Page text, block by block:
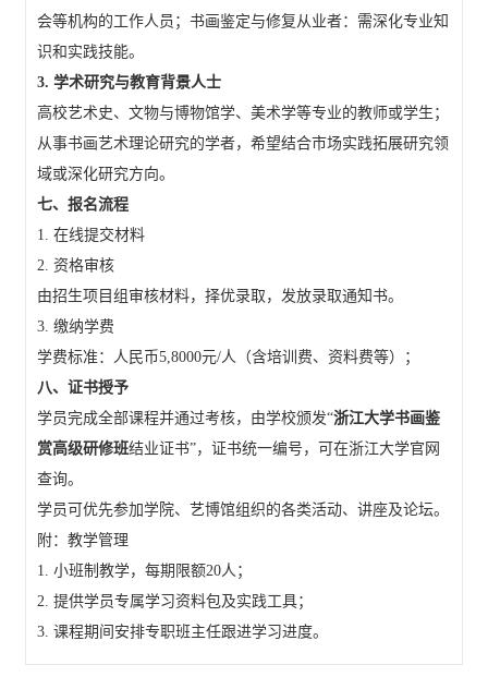
会等机构的工作人员；书画鉴定与修复从业者：需深化专业知
识和实践技能。
3. 学术研究与教育背景人士
高校艺术史、文物与博物馆学、美术学等专业的教师或学生；
从事书画艺术理论研究的学者，希望结合市场实践拓展研究领
域或深化研究方向。
七、报名流程
1. 在线提交材料
2. 资格审核
由招生项目组审核材料，择优录取，发放录取通知书。
3. 缴纳学费
学费标准：人民币5,8000元/人（含培训费、资料费等）；
八、证书授予
学员完成全部课程并通过考核，由学校颁发“浙江大学书画鉴
赏高级研修班结业证书”，证书统一编号，可在浙江大学官网
查询。
学员可优先参加学院、艺博馆组织的各类活动、讲座及论坛。
附：教学管理
1. 小班制教学，每期限额20人；
2. 提供学员专属学习资料包及实践工具；
3. 课程期间安排专职班主任跟进学习进度。